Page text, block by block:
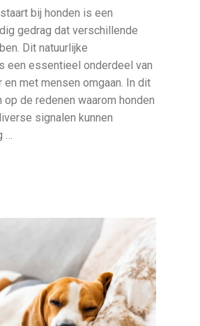
bij honden is een
gedrag dat verschillende
Dit natuurlijke
een essentieel onderdeel van
en met mensen omgaan. In dit
de redenen waarom honden
signalen kunnen